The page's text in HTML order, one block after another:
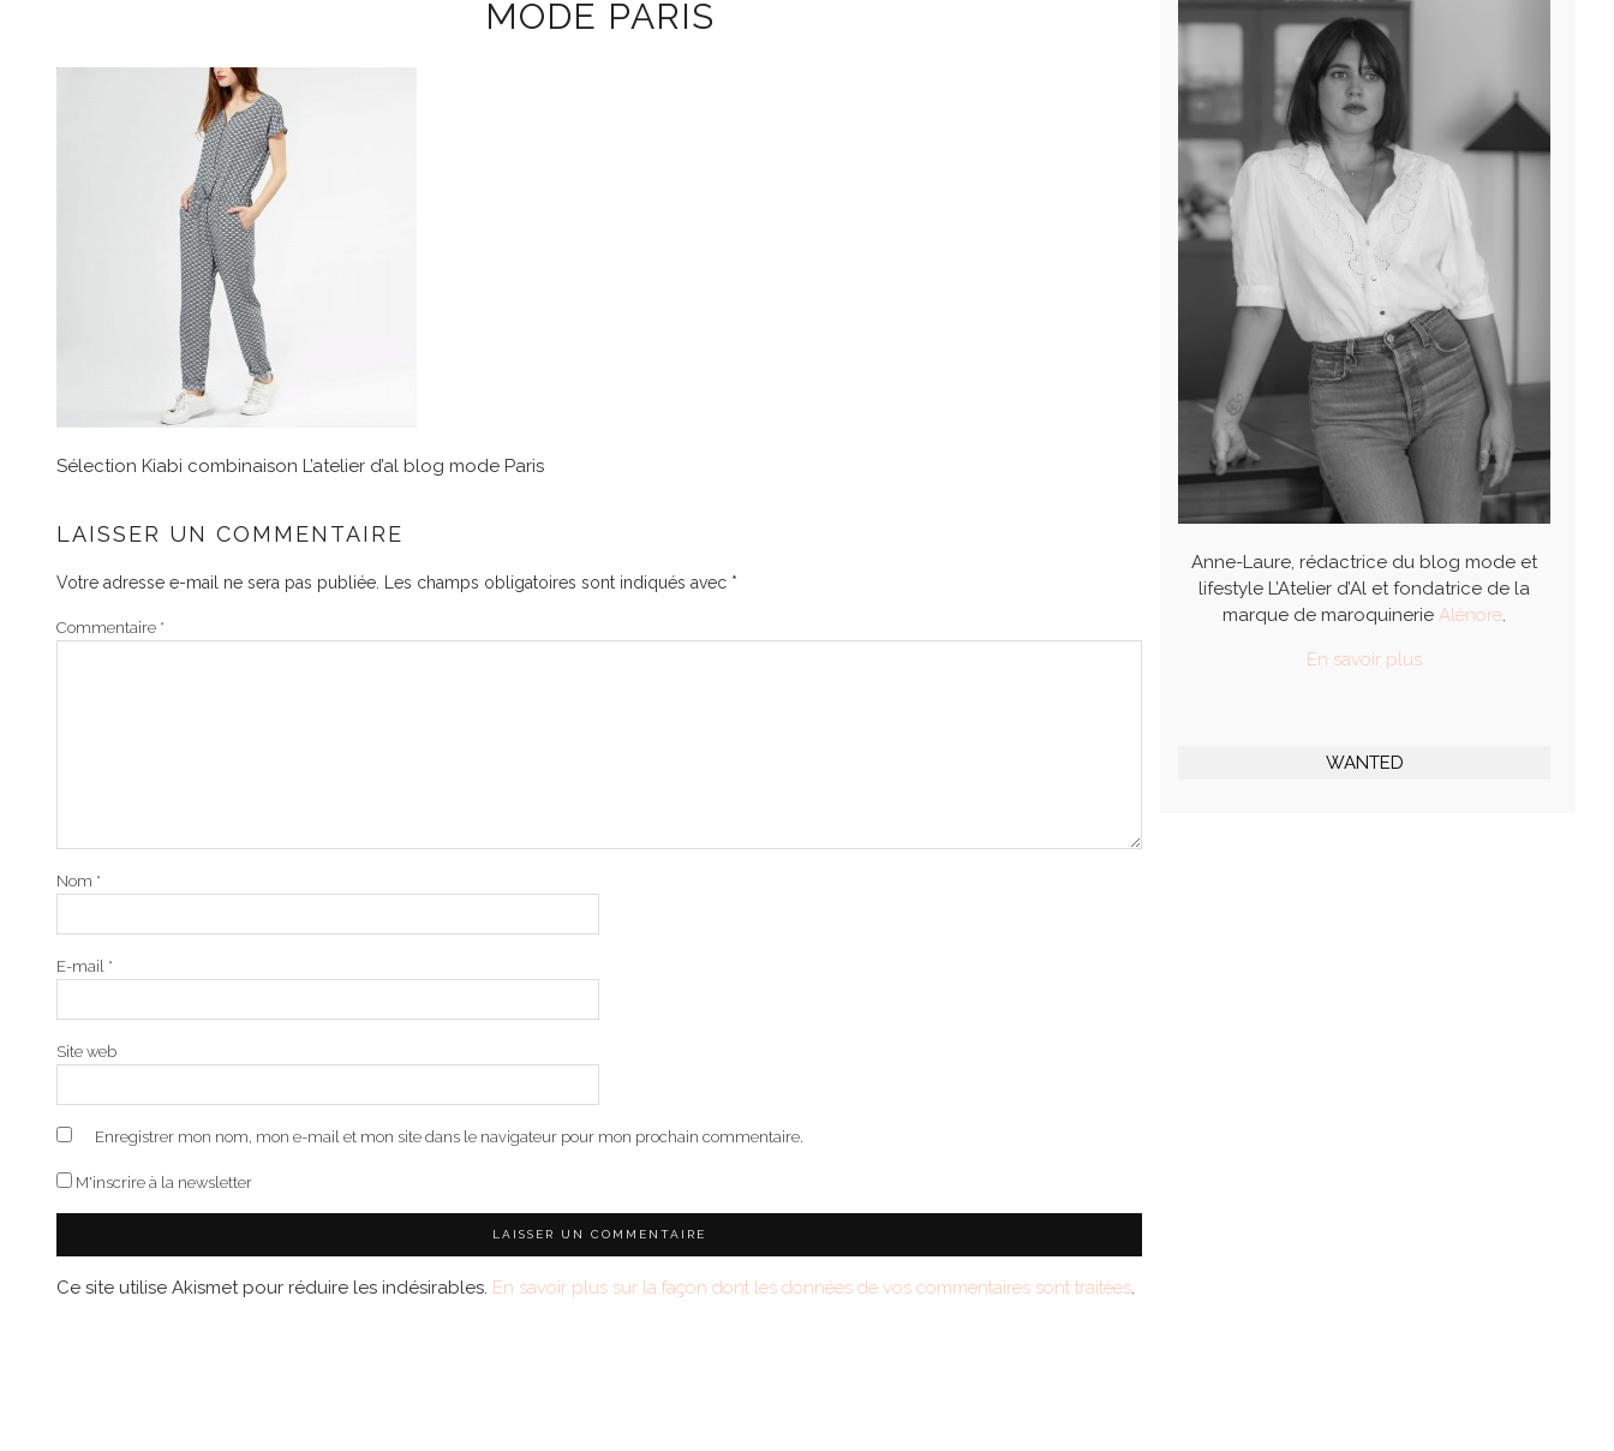
MODE PARIS
Sélection Kiabi combinaison L’atelier d’al blog mode Paris
LAISSER UN COMMENTAIRE
Votre adresse e-mail ne sera pas publiée. Les champs obligatoires sont indiqués avec *
Commentaire *
Nom *
E-mail *
Site web
Enregistrer mon nom, mon e-mail et mon site dans le navigateur pour mon prochain commentaire.
M'inscrire à la newsletter
Ce site utilise Akismet pour réduire les indésirables. En savoir plus sur la façon dont les données de vos commentaires sont traitées.
Anne-Laure, rédactrice du blog mode et
lifestyle L’Atelier d’Al et fondatrice de la
marque de maroquinerieAlénore.
En savoir plus
WANTED